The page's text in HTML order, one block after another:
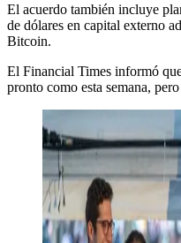
El acuerdo también incluye
de dólares en capital externo
Bitcoin.
El Financial Times informó
pronto como esta semana,